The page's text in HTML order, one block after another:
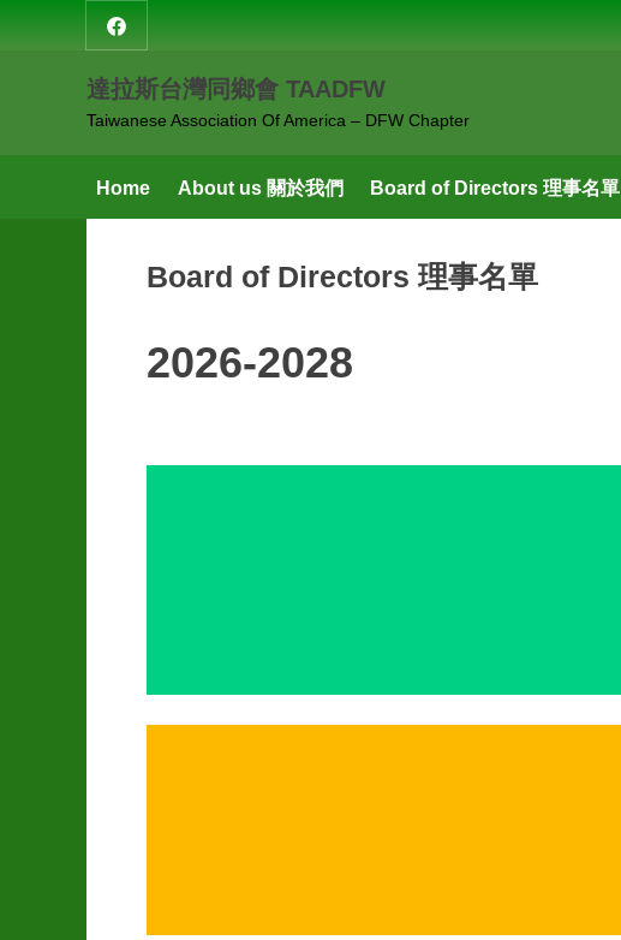
達
拉
斯
台
同
鄉
達拉斯台灣同鄉會 TAADFW
Taiwanese Association Of America – DFW Chapter
Home About us 關於我們 Board of Directors 理事名單
Board of Directors 理事名單
2026-2028